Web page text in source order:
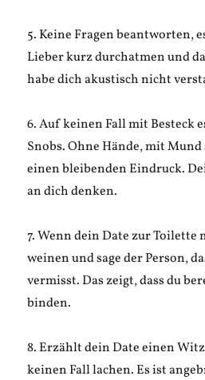
5. Keine Fragen beantworten,
Lieber kurz durchatmen und
habe dich akustisch nicht
6. Auf keinen Fall mit Besteck
Snobs. Ohne Hände, mit
einen bleibenden Eindruck.
an dich denken.
7. Wenn dein Date zur Toilette
weinen und sage der Person,
vermisst. Das zeigt, dass du
binden.
8. Erzählt dein Date einen
keinen Fall lachen. Es ist